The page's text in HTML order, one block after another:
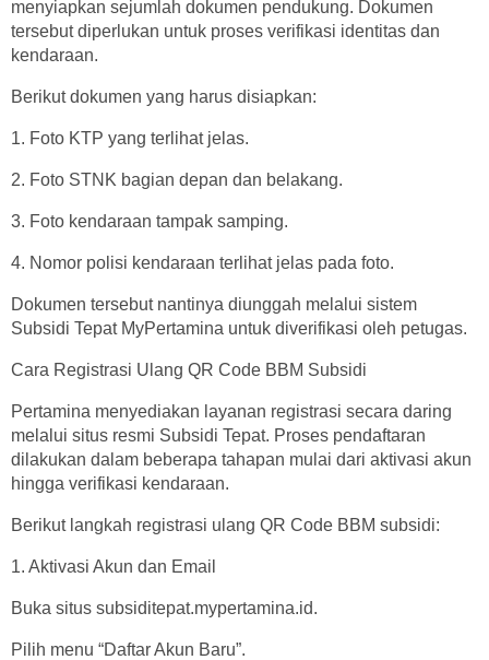
menyiapkan sejumlah dokumen pendukung. Dokumen
tersebut diperlukan untuk proses verifikasi identitas dan
kendaraan.
Berikut dokumen yang harus disiapkan:
1. Foto KTP yang terlihat jelas.
2. Foto STNK bagian depan dan belakang.
3. Foto kendaraan tampak samping.
4. Nomor polisi kendaraan terlihat jelas pada foto.
Dokumen tersebut nantinya diunggah melalui sistem
Subsidi Tepat MyPertamina untuk diverifikasi oleh petugas.
Cara Registrasi Ulang QR Code BBM Subsidi
Pertamina menyediakan layanan registrasi secara daring
melalui situs resmi Subsidi Tepat. Proses pendaftaran
dilakukan dalam beberapa tahapan mulai dari aktivasi akun
hingga verifikasi kendaraan.
Berikut langkah registrasi ulang QR Code BBM subsidi:
1. Aktivasi Akun dan Email
Buka situs subsiditepat.mypertamina.id.
Pilih menu “Daftar Akun Baru”.